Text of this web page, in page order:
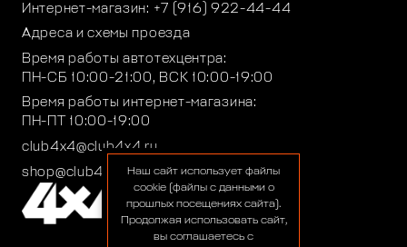
Интернет-магазин: +7 (916) 922-44-44
Адреса и схемы проезда
Время работы автотехцентра:
ПН-СБ 10:00-21:00, ВСК 10:00-19:00
Время работы интернет-магазина:
ПН-ПТ 10:00-19:00
club4x4@club4x4.ru
shop@club4x4.ruНаш сайт использует файлы
cookie (файлы с данными о
прошлых посещениях сайта).
Продолжая использовать сайт,
вы соглашаетесь с